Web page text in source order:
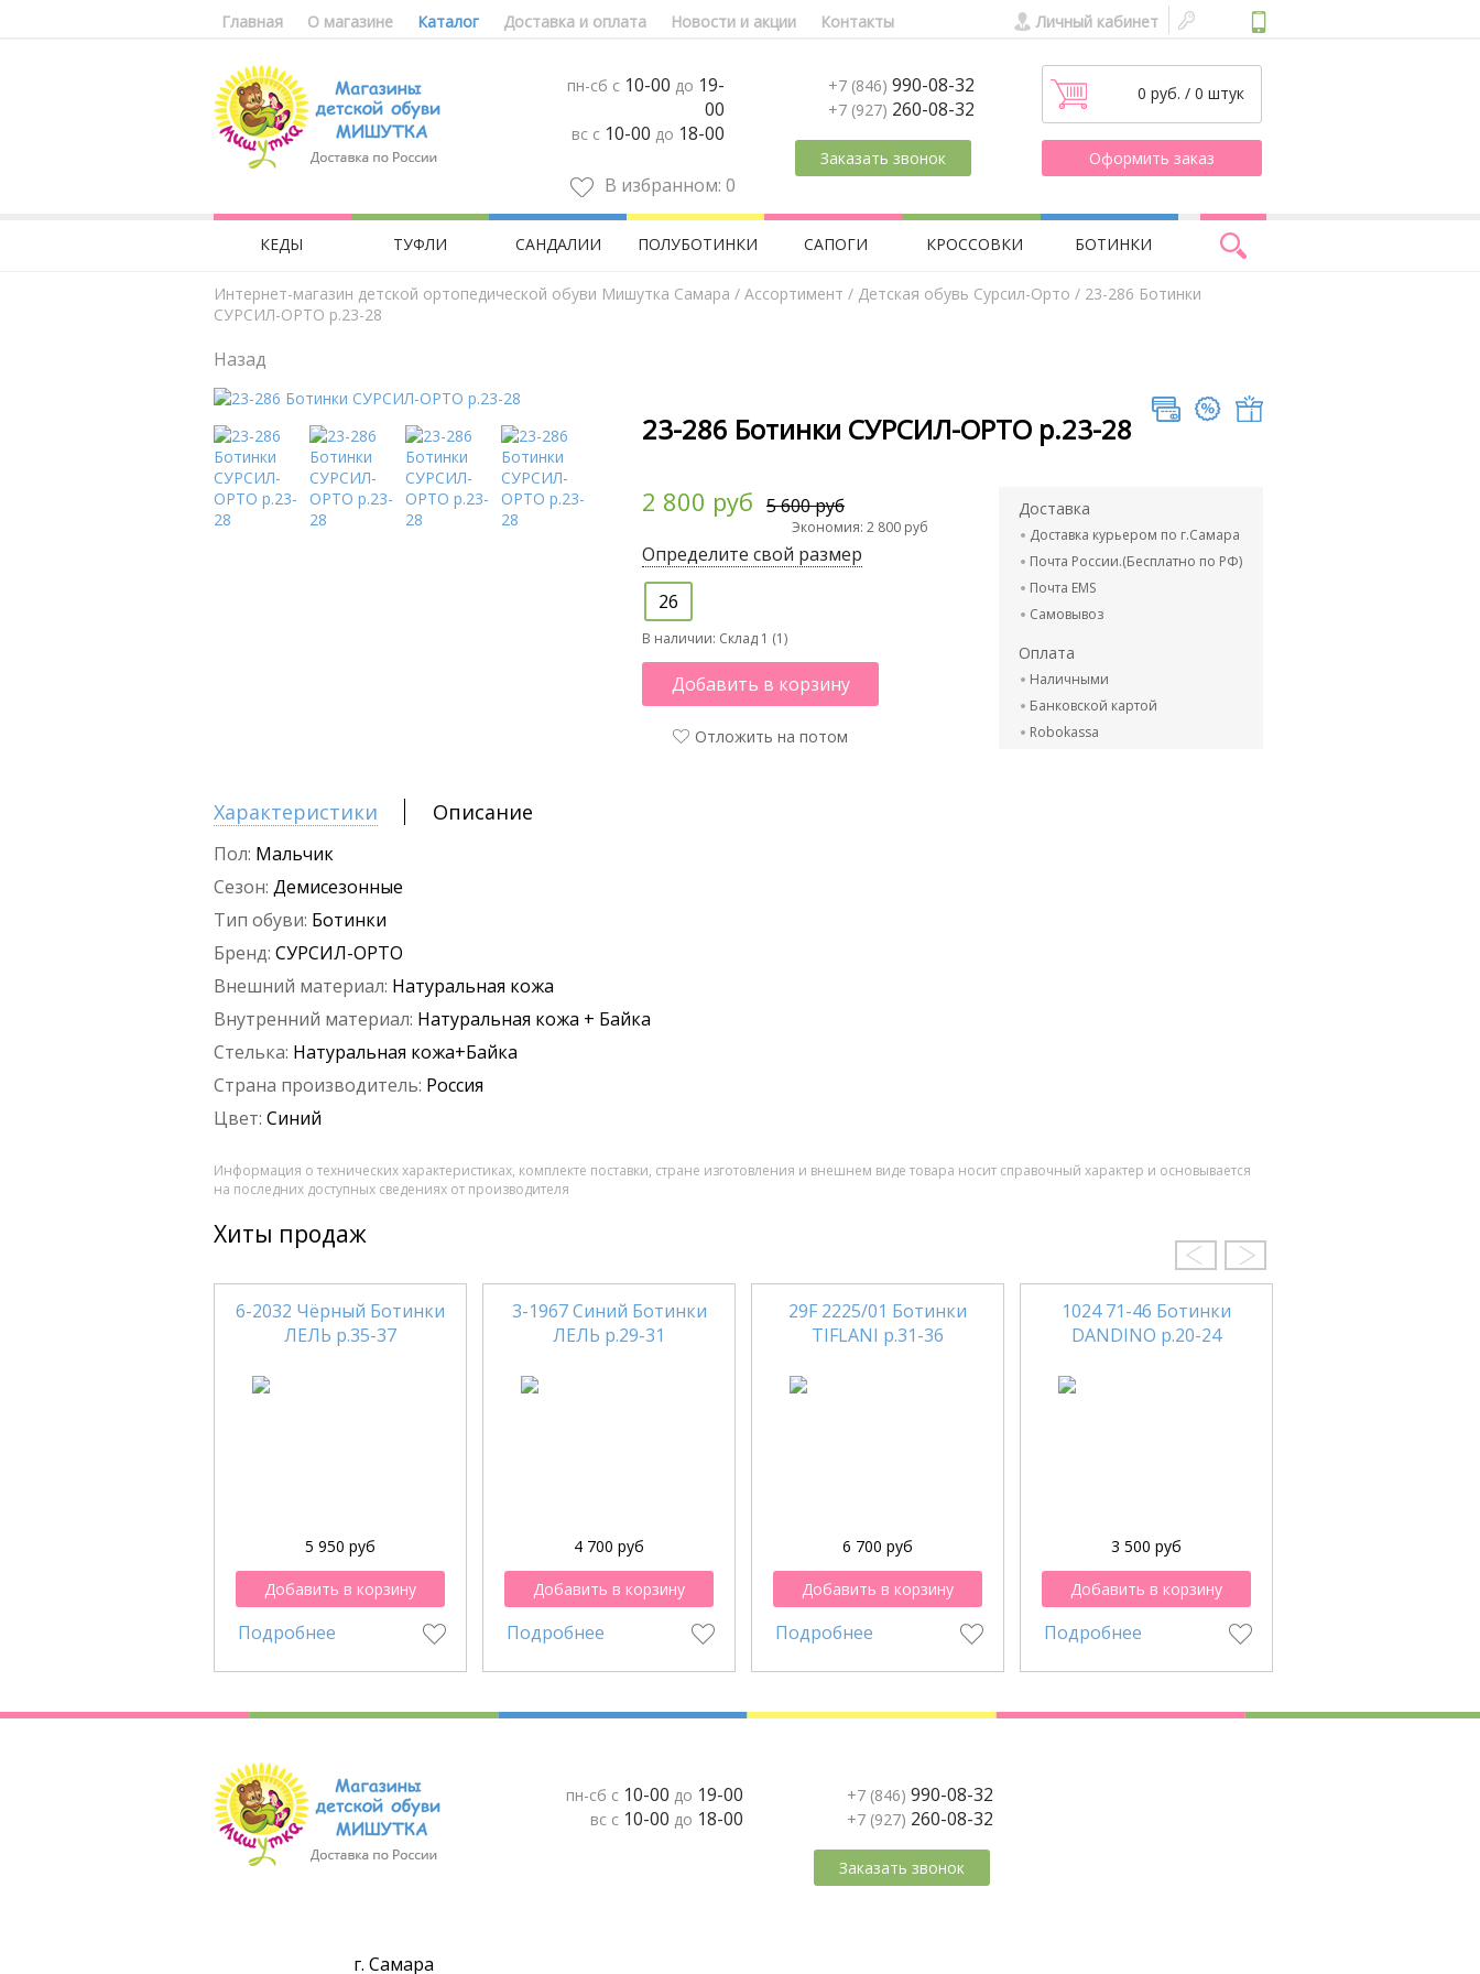
Главная О магазине Каталог Доставка и оплата Новости и акции Контакты Личный кабинет
пн-сб с 10-00 до 19-
00
вс с 10-00 до 18-00
В избранном: 0
+7 (846) 990-08-32
+7 (927) 260-08-32
Заказать звонок
0 руб. / 0 штук
Оформить заказ
КЕДЫ ТУФЛИ САНДАЛИИ ПОЛУБОТИНКИ САПОГИ КРОССОВКИ БОТИНКИ
Интернет-магазин детской ортопедической обуви Мишутка Самара / Aссортимент / Детская обувь Сурсил-Орто / 23-286 Ботинки
СУРСИЛ-ОРТО р.23-28
Назад
23-286 Ботинки СУРСИЛ-ОРТО р.23-28
2 800 руб 5 600 руб
Экономия: 2 800 руб
Определите свой размер
26
В наличии: Склад 1 (1)
Добавить в корзину
Отложить на потом
Доставка
Доставка курьером по г.Самара
Почта России.(Бесплатно по РФ)
Почта EMS
Самовывоз
Оплата
Наличными
Банковской картой
Robokassa
Характеристики Описание
Пол: Мальчик
Сезон: Демисезонные
Тип обуви: Ботинки
Бренд: СУРСИЛ-ОРТО
Внешний материал: Натуральная кожа
Внутренний материал: Натуральная кожа + Байка
Стелька: Натуральная кожа+Байка
Страна производитель: Россия
Цвет: Синий
Информация о технических характеристиках, комплекте поставки, стране изготовления и внешнем виде товара носит справочный характер и основывается
на последних доступных сведениях от производителя
Хиты продаж
6-2032 Чёрный Ботинки
ЛЕЛЬ р.35-37
5 950 руб
Добавить в корзину
Подробнее
3-1967 Синий Ботинки
ЛЕЛЬ р.29-31
4 700 руб
Добавить в корзину
Подробнее
29F 2225/01 Ботинки
TIFLANI р.31-36
6 700 руб
Добавить в корзину
Подробнее
1024 71-46 Ботинки
DANDINO р.20-24
3 500 руб
Добавить в корзину
Подробнее
пн-сб с 10-00 до 19-00
вс с 10-00 до 18-00
+7 (846) 990-08-32
+7 (927) 260-08-32
Заказать звонок
г. Самара